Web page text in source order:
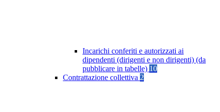
Incarichi conferiti e autorizzati ai
dipendenti (dirigenti e non dirigenti) (da
pubblicare in tabelle) 10
Contrattazione collettiva 2